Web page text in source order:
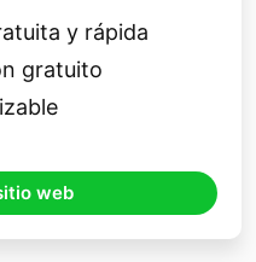
y rápida
gratuito
web